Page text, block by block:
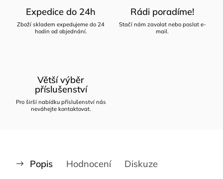
Expedice do 24h
Zboží skladem expedujeme do 24
hodin od objednání.
Rádi poradíme!
Stačí nám zavolat nebo poslat e-
mail.
Větší výběr
příslušenství
Pro širší nabídku příslušenství nás
neváhejte kontaktovat.
Popis Hodnocení Diskuze